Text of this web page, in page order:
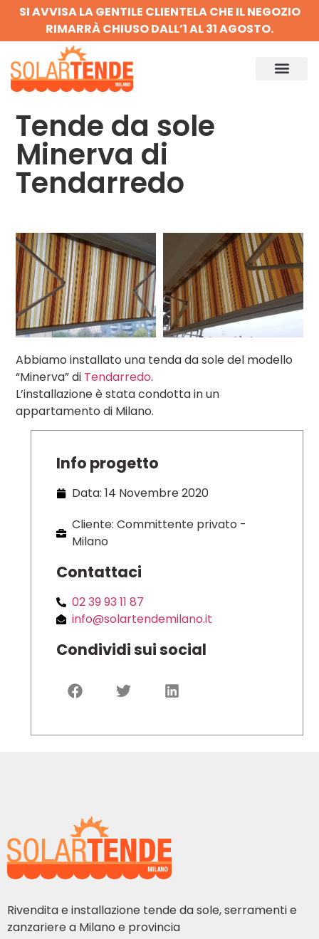
SI AVVISA LA GENTILE CLIENTELA CHE IL NEGOZIO
RIMARRÀ CHIUSO DALL’1 AL 31 AGOSTO.
Tende da sole
Minerva di
Tendarredo
Abbiamo installato una tenda da sole del modello
“Minerva” di Tendarredo.
L’installazione è stata condotta in un
appartamento di Milano.
Info progetto
Data: 14 Novembre 2020
Cliente: Committente privato -
Milano
Contattaci
02 39 93 11 87
info@solartendemilano.it
Condividi sui social
Rivendita e installazione tende da sole, serramenti e
zanzariere a Milano e provincia